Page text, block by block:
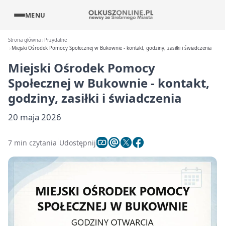
MENU
Strona główna
Przydatne
Miejski Ośrodek Pomocy Społecznej w Bukownie - kontakt, godziny, zasiłki i świadczenia
Miejski Ośrodek Pomocy
Społecznej w Bukownie - kontakt,
godziny, zasiłki i świadczenia
20 maja 2026
7 min czytania Udostępnij